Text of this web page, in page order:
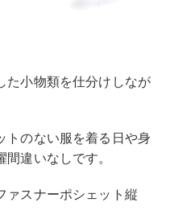
た小物類を仕分けしなが
トのない服を着る日や身
違いなしです。
ァスナーポシェット縦